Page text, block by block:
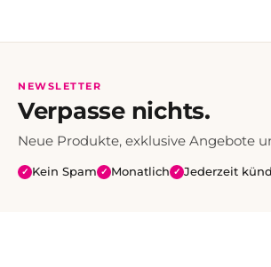
NEWSLETTER
Verpasse nichts.
Neue Produkte, exklusive Angebote
✓ Kein Spam ✓ Monatlich ✓ Jederzeit